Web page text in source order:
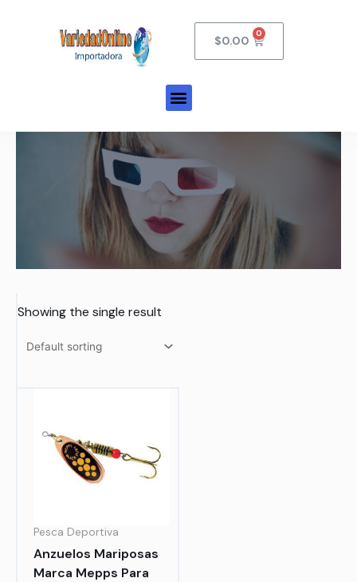
$0.00
Showing the single result
Pesca Deportiva
Anzuelos Mariposas
Marca Mepps Para